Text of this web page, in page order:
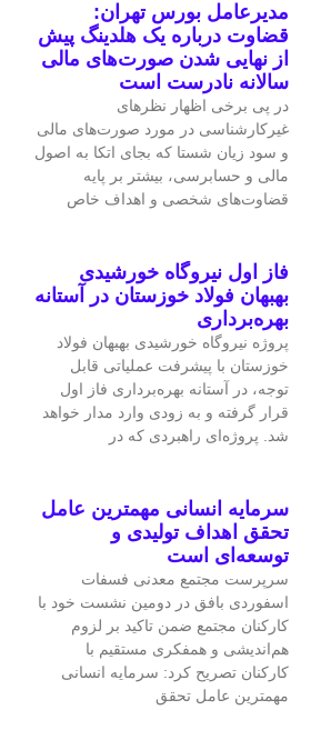
مدیرعامل بورس تهران:
قضاوت درباره یک هلدینگ پیش
از نهایی شدن صورت‌های مالی
سالانه نادرست است
در پی برخی اظهار نظرهای
غیرکارشناسی در مورد صورت‌های مالی
و سود زیان شستا که بجای اتکا به اصول
مالی و حسابرسی، بیشتر بر پایه
قضاوت‌‌های شخصی و اهداف خاص
فاز اول نیروگاه خورشیدی
بهبهان فولاد خوزستان در آستانه
بهره‌برداری
پروژه نیروگاه خورشیدی بهبهان فولاد
خوزستان با پیشرفت عملیاتی قابل‌
توجه، در آستانه بهره‌برداری فاز اول
قرار گرفته و به‌ زودی وارد مدار خواهد
شد. پروژه‌ای راهبردی که در
سرمایه انسانی مهمترین عامل
تحقق اهداف تولیدی و
توسعه‌ای است
سرپرست مجتمع معدنی فسفات
اسفوردی بافق در دومین نشست خود با
کارکنان مجتمع ضمن تاکید بر لزوم
هم‌اندیشی و همفکری مستقیم با
کارکنان تصریح کرد: سرمایه انسانی
مهمترین عامل تحقق